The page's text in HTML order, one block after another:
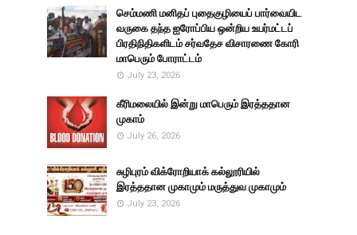
செம்மணி மனிதப் புதைகுழியைப் பார்வையிட
வருகை தந்த ஐரோப்பிய ஒன்றிய உயர்மட்டப்
பிரதிநிதிகளிடம் சர்வதேச விசாரணை கோரி
மாபெரும் போராட்டம்
July 23, 2026
கீரிமலையில் இன்று மாபெரும் இரத்ததான
முகாம்
July 26, 2026
சுழிபுரம் விக்ரோறியாக் கல்லூரியில்
இரத்ததான முகாமும் மருத்துவ முகாமும்
July 23, 2026